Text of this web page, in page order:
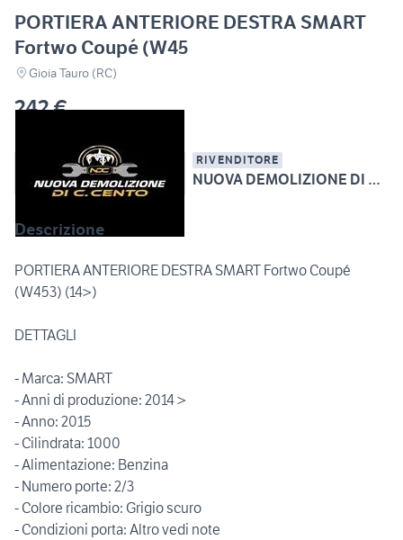
PORTIERA ANTERIORE DESTRA SMART
Fortwo Coupé (W45
Gioia Tauro (RC)
242 €
RIVENDITORE
NUOVA DEMOLIZIONE DI CHRISTOPHER CENTO
Descrizione
PORTIERA ANTERIORE DESTRA SMART Fortwo Coupé
(W453) (14>)
DETTAGLI
- Marca: SMART
- Anni di produzione: 2014 >
- Anno: 2015
- Cilindrata: 1000
- Alimentazione: Benzina
- Numero porte: 2/3
- Colore ricambio: Grigio scuro
- Condizioni porta: Altro vedi note